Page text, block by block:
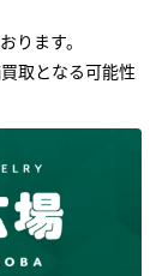
ります。
取となる可能性